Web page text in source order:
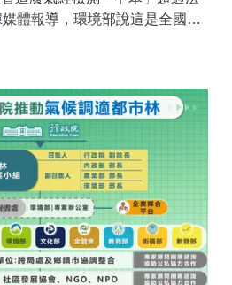
體報導，環境部說這是全國
空氣污染防制法》。2019年，
排未經處理包括甲苯的廢氣，
用。其中偷排行為遭地方檢察
條之1第2項「因事業活動排
罪」起訴 ，不過最後法院判決
塗料、黏著劑、乾洗業之乾洗
中被認定為有害空氣污染物
的〈職業性甲苯中毒認定指
健康危害是其麻醉性和神經毒
部刺激症狀、中樞神經毒性、